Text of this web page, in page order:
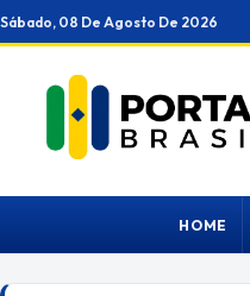
Ir
para
conteúdo
Sábado, 08 De Agosto De 2026
HOME